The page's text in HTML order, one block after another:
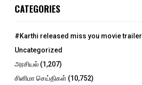
h
o
:
CATEGORIES
#Karthi released miss you movie trailer
Uncategorized
அரசியல் (1,207)
சினிமா செய்திகள் (10,752)